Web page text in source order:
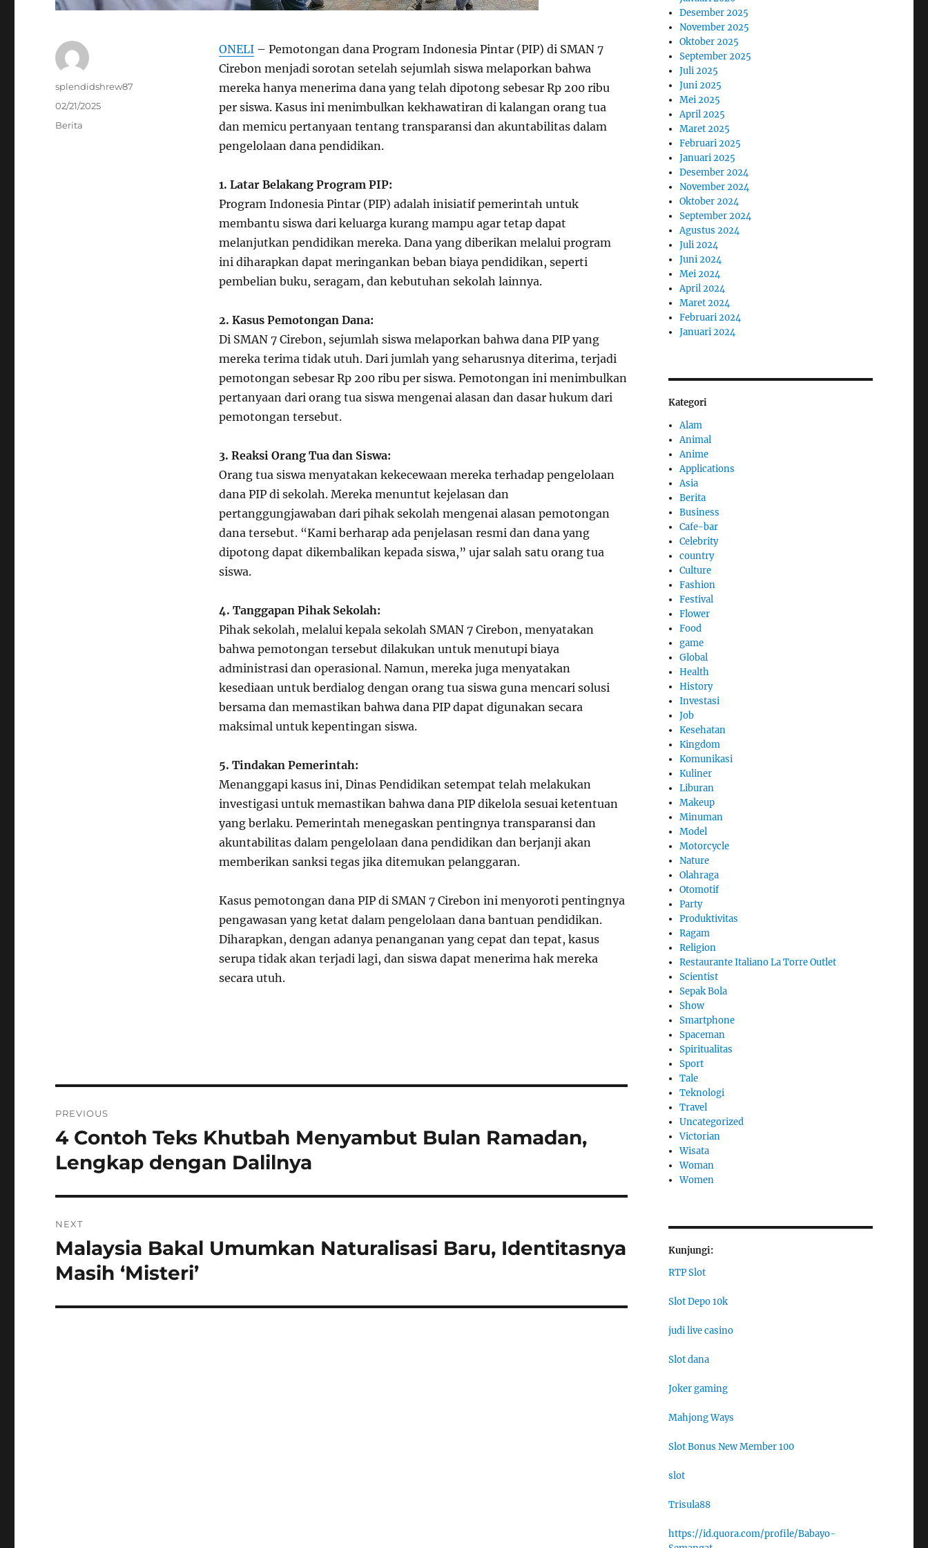
ONELI– Pemotongan dana Program Indonesia Pintar (PIP) di SMAN 7
Cirebon menjadi sorotan setelah sejumlah siswa melaporkan bahwa
mereka hanya menerima dana yang telah dipotong sebesar Rp 200 ribu
per siswa. Kasus ini menimbulkan kekhawatiran di kalangan orang tua
dan memicu pertanyaan tentang transparansi dan akuntabilitas dalam
pengelolaan dana pendidikan.
1. Latar Belakang Program PIP:
Program Indonesia Pintar (PIP) adalah inisiatif pemerintah untuk
membantu siswa dari keluarga kurang mampu agar tetap dapat
melanjutkan pendidikan mereka. Dana yang diberikan melalui program
ini diharapkan dapat meringankan beban biaya pendidikan, seperti
pembelian buku, seragam, dan kebutuhan sekolah lainnya.
2. Kasus Pemotongan Dana:
Di SMAN 7 Cirebon, sejumlah siswa melaporkan bahwa dana PIP yang
mereka terima tidak utuh. Dari jumlah yang seharusnya diterima, terjadi
pemotongan sebesar Rp 200 ribu per siswa. Pemotongan ini menimbulkan
pertanyaan dari orang tua siswa mengenai alasan dan dasar hukum dari
pemotongan tersebut.
3. Reaksi Orang Tua dan Siswa:
Orang tua siswa menyatakan kekecewaan mereka terhadap pengelolaan
dana PIP di sekolah. Mereka menuntut kejelasan dan
pertanggungjawaban dari pihak sekolah mengenai alasan pemotongan
dana tersebut. “Kami berharap ada penjelasan resmi dan dana yang
dipotong dapat dikembalikan kepada siswa,” ujar salah satu orang tua
siswa.
4. Tanggapan Pihak Sekolah:
Pihak sekolah, melalui kepala sekolah SMAN 7 Cirebon, menyatakan
bahwa pemotongan tersebut dilakukan untuk menutupi biaya
administrasi dan operasional. Namun, mereka juga menyatakan
kesediaan untuk berdialog dengan orang tua siswa guna mencari solusi
bersama dan memastikan bahwa dana PIP dapat digunakan secara
maksimal untuk kepentingan siswa.
5. Tindakan Pemerintah:
Menanggapi kasus ini, Dinas Pendidikan setempat telah melakukan
investigasi untuk memastikan bahwa dana PIP dikelola sesuai ketentuan
yang berlaku. Pemerintah menegaskan pentingnya transparansi dan
akuntabilitas dalam pengelolaan dana pendidikan dan berjanji akan
memberikan sanksi tegas jika ditemukan pelanggaran.
Kasus pemotongan dana PIP di SMAN 7 Cirebon ini menyoroti pentingnya
pengawasan yang ketat dalam pengelolaan dana bantuan pendidikan.
Diharapkan, dengan adanya penanganan yang cepat dan tepat, kasus
serupa tidak akan terjadi lagi, dan siswa dapat menerima hak mereka
secara utuh.
Author
splendidshrew87
Posted
02/21/2025
Categories
Berita
pos
PREVIOUS
Previous
post:
4 Contoh Teks Khutbah Menyambut Bulan Ramadan,
Lengkap dengan Dalilnya
NEXT
Next
post:
Malaysia Bakal Umumkan Naturalisasi Baru, Identitasnya
Masih ‘Misteri’
Desember 2025
November 2025
Oktober 2025
September 2025
Juli 2025
Juni 2025
Mei 2025
April 2025
Maret 2025
Februari 2025
Januari 2025
Desember 2024
November 2024
Oktober 2024
September 2024
Agustus 2024
Juli 2024
Juni 2024
Mei 2024
April 2024
Maret 2024
Februari 2024
Januari 2024
Kategori
Alam
Animal
Anime
Applications
Asia
Berita
Business
Cafe-bar
Celebrity
country
Culture
Fashion
Festival
Flower
Food
game
Global
Health
History
Investasi
Job
Kesehatan
Kingdom
Komunikasi
Kuliner
Liburan
Makeup
Minuman
Model
Motorcycle
Nature
Olahraga
Otomotif
Party
Produktivitas
Ragam
Religion
Restaurante Italiano La Torre Outlet
Scientist
Sepak Bola
Show
Smartphone
Spaceman
Spiritualitas
Sport
Tale
Teknologi
Travel
Uncategorized
Victorian
Wisata
Woman
Women
Kunjungi:
RTP Slot
Slot Depo 10k
judi live casino
Slot dana
Joker gaming
Mahjong Ways
Slot Bonus New Member 100
slot
Trisula88
https://id.quora.com/profile/Babayo-